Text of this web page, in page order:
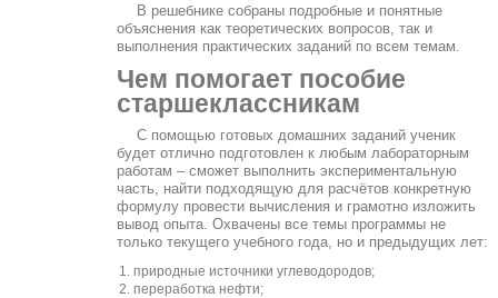
В решебнике собраны подробные и понятные
объяснения как теоретических вопросов, так и
выполнения практических заданий по всем темам.
Чем помогает пособие
старшеклассникам
С помощью готовых домашних заданий ученик
будет отлично подготовлен к любым лабораторным
работам – сможет выполнить экспериментальную
часть, найти подходящую для расчётов конкретную
формулу провести вычисления и грамотно изложить
вывод опыта. Охвачены все темы программы не
только текущего учебного года, но и предыдущих лет:
природные источники углеводородов;
переработка нефти;